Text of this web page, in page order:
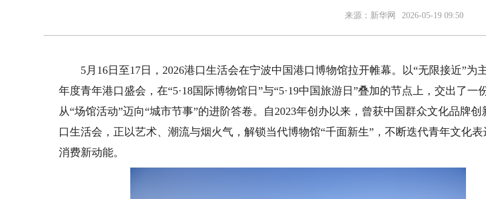
来源： 新华网 2026-05-19 09:50
5月16日至17日，2026港口生活会在宁波中国港口博物馆拉开帷幕。以“无限接近”为
年度青年港口盛会，在“5·18国际博物馆日”与“5·19中国旅游日”叠加的节点上，交出了一
从“场馆活动”迈向“城市节事”的进阶答卷。自2023年创办以来，曾获中国群众文化品牌创
口生活会，正以艺术、潮流与烟火气，解锁当代博物馆“千面新生”，不断迭代青年文化表
消费新动能。